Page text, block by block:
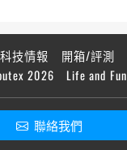
科技情報 開箱/評測
2026 Life and Fun
聯絡我們